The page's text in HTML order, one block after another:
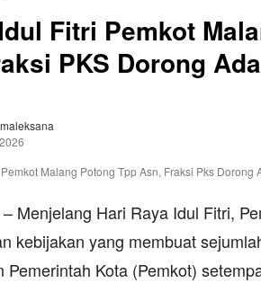
Fitri Pemkot
PKS Dorong
Menjelang Hari Raya Idul Fitri,
kebijakan yang membuat
Pemerintah Kota (Pemkot)